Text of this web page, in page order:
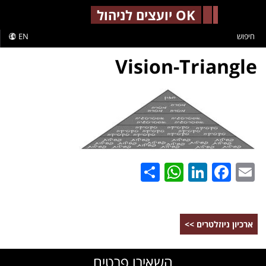
OK יועצים לניהול
EN חיפוש
Vision-Triangle
Email
Facebook
LinkedIn
WhatsApp
ארכיון ניוזלטרים >>
השאירו פרטים